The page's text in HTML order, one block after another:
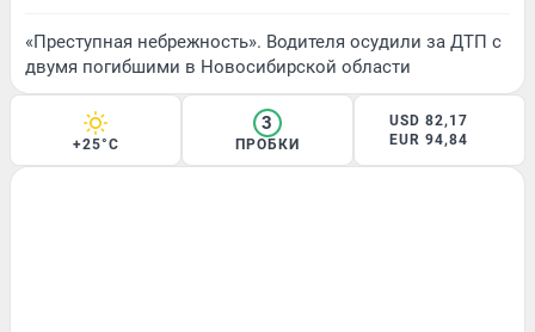
«Преступная небрежность». Водителя осудили за ДТП с
двумя погибшими в Новосибирской области
+25°C
3
ПРОБКИ
USD 82,17
EUR 94,84